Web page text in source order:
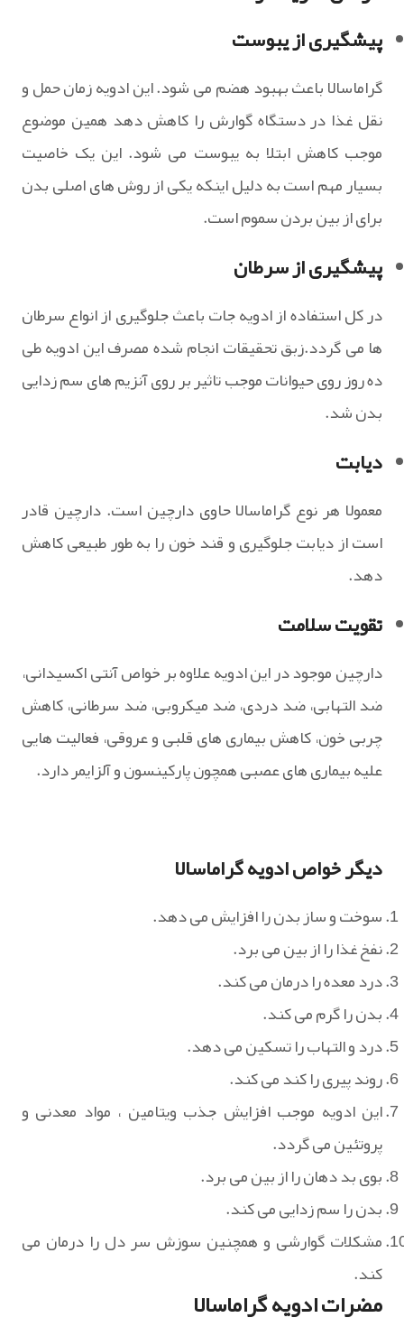
پیشگیری از یبوست
گراماسالا باعث بهبود هضم می شود. این ادویه زمان حمل و
نقل غذا در دستگاه گوارش را کاهش دهد همین موضوع
موجب کاهش ابتلا به یبوست می شود. این یک خاصیت
بسیار مهم است به دلیل اینکه یکی از روش های اصلی بدن
برای از بین بردن سموم است.
پیشگیری از سرطان
در کل استفاده از ادویه جات باعث جلوگیری از انواع سرطان
ها می گردد.زبق تحقیقات انجام شده مصرف این ادویه طی
ده روز روی حیوانات موجب تاثیر بر روی آنزیم های سم زدایی
بدن شد.
دیابت
معمولا هر نوع گراماسالا حاوی دارچین است. دارچین قادر
است از دیابت جلوگیری و قند خون را به طور طبیعی کاهش
دهد.
تقویت سلامت
دارچین موجود در این ادویه علاوه بر خواص آنتی اکسیدانی،
ضد التهابی، ضد دردی، ضد میکروبی، ضد سرطانی، کاهش
چربی خون، کاهش بیماری های قلبی و عروقی، فعالیت هایی
علیه بیماری های عصبی همچون پارکینسون و آلزایمر دارد.
دیگر خواص ادویه گراماسالا
سوخت و ساز بدن را افزایش می دهد.
نفخ غذا را از بین می برد.
درد معده را درمان می کند.
بدن را گرم می کند.
درد و التهاب را تسکین می دهد.
روند پیری را کند می کند.
این ادویه موجب افزایش جذب ویتامین ، مواد معدنی و
پروتئین می گردد.
بوی بد دهان را از بین می برد.
بدن را سم زدایی می کند.
مشکلات گوارشی و همچنین سوزش سر دل را درمان می
کند.
مضرات ادویه گراماسالا